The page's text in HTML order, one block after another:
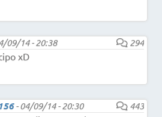
09/14 - 20:38
294
xD
-04/09/14 - 20:30
443